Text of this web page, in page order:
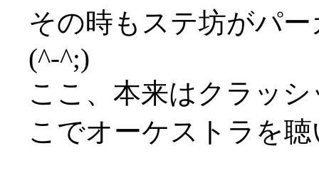
その時もステ坊がパ
(^-^;)
ここ、本来はクラッ
こでオーケストラを